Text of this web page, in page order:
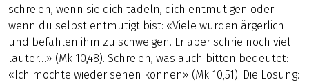
schreien, wenn sie dich tadeln, dich entmutigen oder
wenn du selbst entmutigt bist: «Viele wurden ärgerlich
und befahlen ihm zu schweigen. Er aber schrie noch viel
lauter…» (Mk 10,48). Schreien, was auch bitten bedeutet:
«Ich möchte wieder sehen können» (Mk 10,51). Die Lösung: